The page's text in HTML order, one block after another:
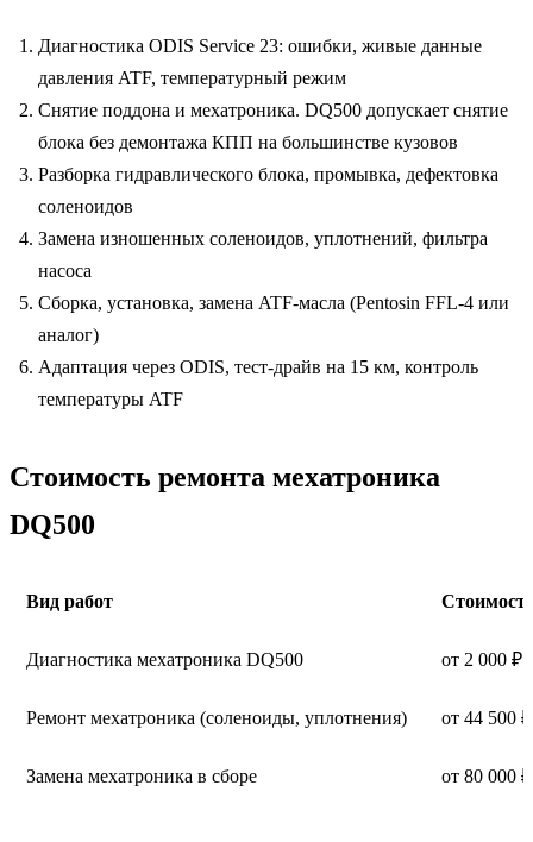
Диагностика ODIS Service 23: ошибки, живые данные
давления ATF, температурный режим
Снятие поддона и мехатроника. DQ500 допускает снятие
блока без демонтажа КПП на большинстве кузовов
Разборка гидравлического блока, промывка, дефектовка
соленоидов
Замена изношенных соленоидов, уплотнений, фильтра
насоса
Сборка, установка, замена ATF-масла (Pentosin FFL-4 или
аналог)
Адаптация через ODIS, тест-драйв на 15 км, контроль
температуры ATF
Стоимость ремонта мехатроника
DQ500
Вид работ
Диагностика мехатроника DQ500 от 2 000 ₽
Ремонт мехатроника (соленоиды, уплотнения) от 44 500 ₽
Замена мехатроника в сборе от 80 000 ₽